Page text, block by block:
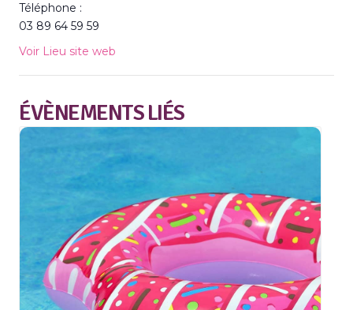
Téléphone :
03 89 64 59 59
Voir Lieu site web
ÉVÈNEMENTS LIÉS